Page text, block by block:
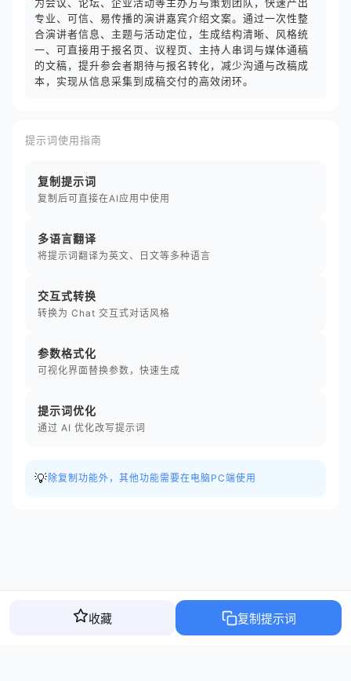
专业、可信、易传播的演讲嘉宾介绍文案。通过一次性整
合演讲者信息、主题与活动定位，生成结构清晰、风格统
一、可直接用于报名页、议程页、主持人串词与媒体通稿
的文稿，提升参会者期待与报名转化，减少沟通与改稿成
本，实现从信息采集到成稿交付的高效闭环。
提示词使用指南
复制提示词
复制后可直接在AI应用中使用
多语言翻译
将提示词翻译为英文、日文等多种语言
交互式转换
转换为 Chat 交互式对话风格
参数格式化
可视化界面替换参数，快速生成
提示词优化
通过 AI 优化改写提示词
💡 除复制功能外，其他功能需要在电脑PC端使用
收藏 复制提示词